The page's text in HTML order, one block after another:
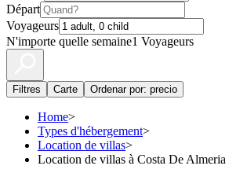
Départ
Voyageurs
N'importe quelle semaine1 Voyageurs
Filtres Carte Ordenar por: precio
Home>
Types d'hébergement>
Location de villas>
Location de villas à Costa De Almeria